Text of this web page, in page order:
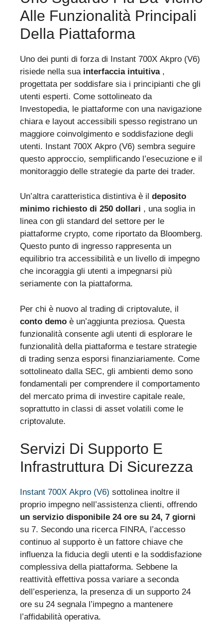
Alle Funzionalità Principali
Della Piattaforma
Uno dei punti di forza di Instant 700X Akpro (V6)
risiede nella sua interfaccia intuitiva,
progettata per soddisfare sia i principianti che gli
utenti esperti. Come sottolineato da
Investopedia, le piattaforme con una navigazione
chiara e layout accessibili spesso registrano un
maggiore coinvolgimento e soddisfazione degli
utenti. Instant 700X Akpro (V6) sembra seguire
questo approccio, semplificando l’esecuzione e il
monitoraggio delle strategie da parte dei trader.
Un’altra caratteristica distintiva è il deposito
minimo richiesto di 250 dollari , una soglia in
linea con gli standard del settore per le
piattaforme crypto, come riportato da Bloomberg.
Questo punto di ingresso rappresenta un
equilibrio tra accessibilità e un livello di impegno
che incoraggia gli utenti a impegnarsi più
seriamente con la piattaforma.
Per chi è nuovo al trading di criptovalute, il
conto demo è un’aggiunta preziosa. Questa
funzionalità consente agli utenti di esplorare le
funzionalità della piattaforma e testare strategie
di trading senza esporsi finanziariamente. Come
sottolineato dalla SEC, gli ambienti demo sono
fondamentali per comprendere il comportamento
del mercato prima di investire capitale reale,
soprattutto in classi di asset volatili come le
criptovalute.
Servizi Di Supporto E
Infrastruttura Di Sicurezza
Instant 700X Akpro (V6) sottolinea inoltre il
proprio impegno nell’assistenza clienti, offrendo
un servizio disponibile 24 ore su 24, 7 giorni
su 7. Secondo una ricerca FINRA, l’accesso
continuo al supporto è un fattore chiave che
influenza la fiducia degli utenti e la soddisfazione
complessiva della piattaforma. Sebbene la
reattività effettiva possa variare a seconda
dell’esperienza, la presenza di un supporto 24
ore su 24 segnala l’impegno a mantenere
l’affidabilità operativa.